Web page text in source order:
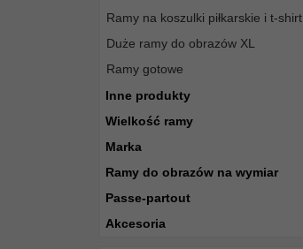
Ramy na koszulki piłkarskie i t-shirt
Duże ramy do obrazów XL
Ramy gotowe
Inne produkty
Wielkość ramy
Marka
Ramy do obrazów na wymiar
Passe-partout
Akcesoria